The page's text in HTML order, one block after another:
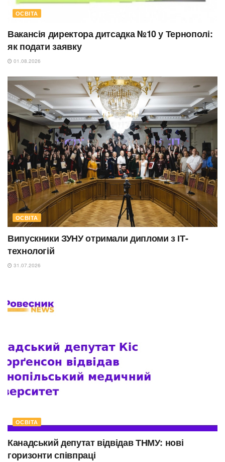
ОСВІТА
Вакансія директора дитсадка №10 у Тернополі:
як подати заявку
01.08.2026
ОСВІТА
Випускники ЗУНУ отримали дипломи з ІТ-
технологій
31.07.2026
ОСВІТА
Канадський депутат відвідав ТНМУ: нові
горизонти співпраці